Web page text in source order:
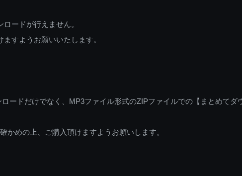
ードが行えません。
すようお願いいたします。
ドだけでなく、MP3ファイル形式のZIPファイルでの【まとめてダ
めの上、ご購入頂けますようお願いします。